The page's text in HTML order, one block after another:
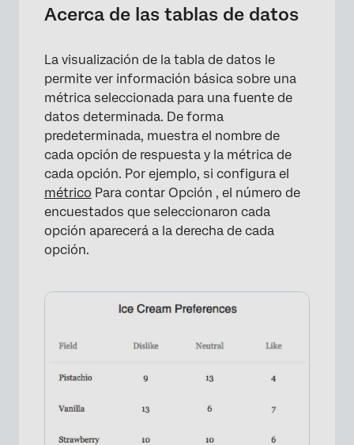
Personalización
Tipos de Informes
Acerca de las tablas de datos
La visualización de la tabla de datos le
permite ver información básica sobre una
métrica seleccionada para una fuente de
datos determinada. De forma
predeterminada, muestra el nombre de
cada opción de respuesta y la métrica de
cada opción. Por ejemplo, si configura el
métrico Para contar Opción , el número de
encuestados que seleccionaron cada
opción aparecerá a la derecha de cada
opción.